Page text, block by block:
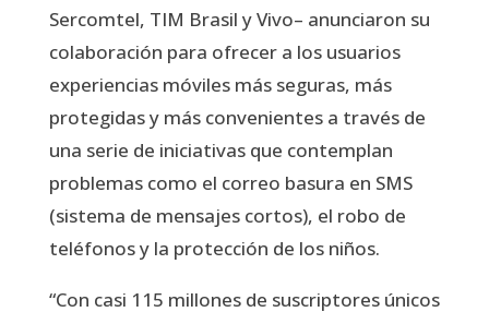
Sercomtel, TIM Brasil y Vivo– anunciaron su
colaboración para ofrecer a los usuarios
experiencias móviles más seguras, más
protegidas y más convenientes a través de
una serie de iniciativas que contemplan
problemas como el correo basura en SMS
(sistema de mensajes cortos), el robo de
teléfonos y la protección de los niños.
“Con casi 115 millones de suscriptores únicos